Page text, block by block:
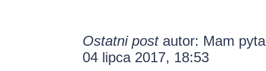
Ostatni postautor: Mam
04 lipca 2017, 18:53